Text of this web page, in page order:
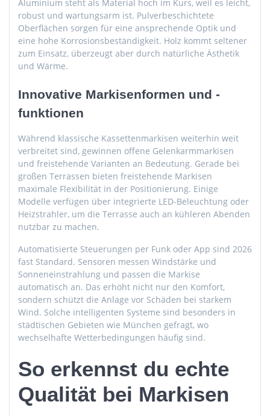
Aluminium steht als Material hoch im Kurs, weil es leicht,
robust und wartungsarm ist. Pulverbeschichtete
Oberflächen sorgen für eine ansprechende Optik und
eine hohe Korrosionsbeständigkeit. Holz kommt seltener
zum Einsatz, überzeugt aber durch natürliche Ästhetik
und Wärme.
Innovative Markisenformen und -
funktionen
Während klassische Kassettenmarkisen weiterhin weit
verbreitet sind, gewinnen offene Gelenkarmmarkisen
und freistehende Varianten an Bedeutung. Gerade bei
großen Terrassen bieten freistehende Markisen
maximale Flexibilität in der Positionierung. Einige
Modelle verfügen über integrierte LED-Beleuchtung oder
Heizstrahler, um die Terrasse auch an kühleren Abenden
nutzbar zu machen.
Automatisierte Steuerungen per Funk oder App sind 2026
fast Standard. Sensoren messen Windstärke und
Sonneneinstrahlung und passen die Markise
automatisch an. Das erhöht nicht nur den Komfort,
sondern schützt die Anlage vor Schäden bei starkem
Wind. Solche intelligenten Systeme sind besonders in
städtischen Gebieten wie München gefragt, wo
wechselhafte Wetterbedingungen häufig sind.
So erkennst du echte
Qualität bei Markisen